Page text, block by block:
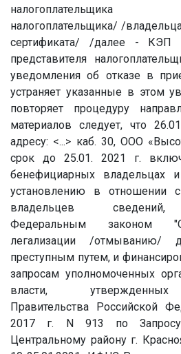
налогоплательщика
налогоплательщика/ /
сертификата/ /далее - КЭП
представителя
уведомления об отказе в
устраняет указанные в этом
повторяет процедуру
материалов следует, что
адресу: <...> каб. 30, ООО
срок до 25.01. 2021 г.
бенефициарных владельцах
установлению в отношении
владельцев сведений,
Федеральным законом "О
легализации /отмыванию/
преступным путем, и
запросам уполномоченных
власти, утвержденных
Правительства Российской
2017 г. N 913 по
Центральному району г.